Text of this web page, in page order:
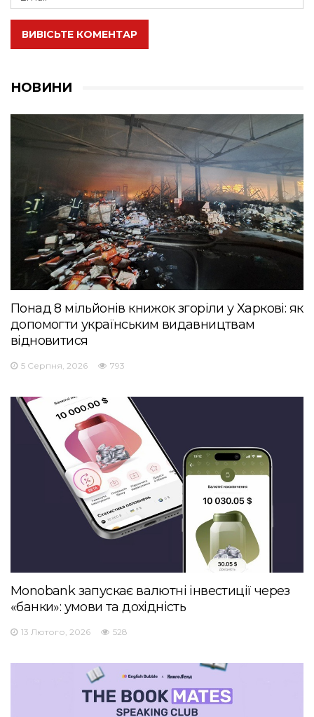
ВИВІСЬТЕ КОМЕНТАР
НОВИНИ
Понад 8 мільйонів книжок згоріли у Харкові: як
допомогти українським видавництвам
відновитися
5 Серпня, 2026 793
Monobank запускає валютні інвестиції через
«банки»: умови та дохідність
13 Лютого, 2026 528